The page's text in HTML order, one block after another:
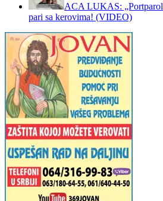
ACA LUKAS:
pari sa kerovima! (VIDEO)